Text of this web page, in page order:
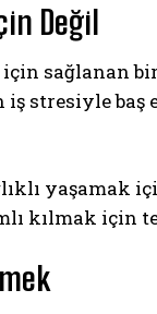
Değil
sağlanan
stresiyle
yaşamak
kılmak için